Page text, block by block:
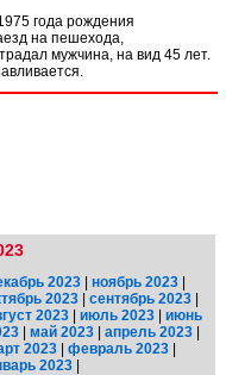
года рождения
на пешехода,
мужчина, на вид 45 лет.
2023 | ноябрь 2023 |
2023 | сентябрь 2023 |
2023 | июль 2023 | июнь
| май 2023 | апрель 2023 |
2023 | февраль 2023 |
2023 |